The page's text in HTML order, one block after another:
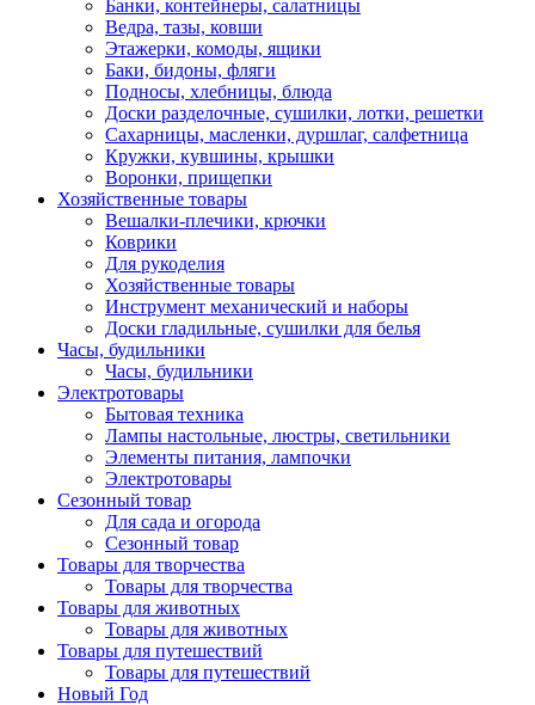
Банки, контейнеры, салатницы
Ведра, тазы, ковши
Этажерки, комоды, ящики
Баки, бидоны, фляги
Подносы, хлебницы, блюда
Доски разделочные, сушилки, лотки, решетки
Сахарницы, масленки, дуршлаг, салфетница
Кружки, кувшины, крышки
Воронки, прищепки
Хозяйственные товары
Вешалки-плечики, крючки
Коврики
Для рукоделия
Хозяйственные товары
Инструмент механический и наборы
Доски гладильные, сушилки для белья
Часы, будильники
Часы, будильники
Электротовары
Бытовая техника
Лампы настольные, люстры, светильники
Элементы питания, лампочки
Электротовары
Сезонный товар
Для сада и огорода
Сезонный товар
Товары для творчества
Товары для творчества
Товары для животных
Товары для животных
Товары для путешествий
Товары для путешествий
Новый Год